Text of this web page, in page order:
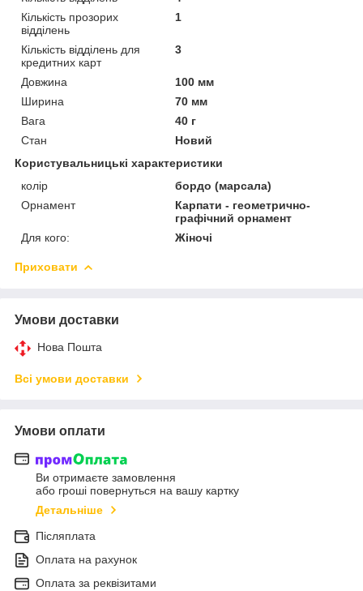
Кількість прозорих
відділень
1
Кількість відділень для
кредитних карт
3
Довжина
100 мм
Ширина
70 мм
Вага
40 г
Стан
Новий
Користувальницькі характеристики
колір
бордо (марсала)
Орнамент
Карпати - геометрично-
графічний орнамент
Для кого:
Жіночі
Приховати
Умови доставки
Нова Пошта
Всі умови доставки
Умови оплати
Ви отримаєте замовлення
або гроші повернуться на вашу картку
Детальніше
Післяплата
Оплата на рахунок
Оплата за реквізитами